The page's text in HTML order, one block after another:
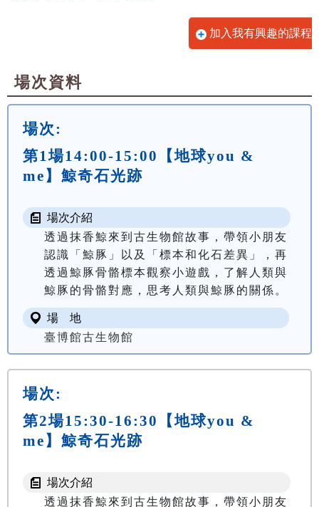
加入我有興趣的課程
場次資料
場次:
第1場14:00-15:00【地球you &
me】鯨奇石光跡
場次介紹
透過抹香鯨來到古生物館故事，帶領小朋友
認識「鯨豚」以及「標本和化石差異」，再
透過鯨豚骨骼標本觀察小遊戲，了解人類與
場 地
臺博館古生物館
場次:
第2場15:30-16:30【地球you &
me】鯨奇石光跡
場次介紹
透過抹香鯨來到古生物館故事，帶領小朋友